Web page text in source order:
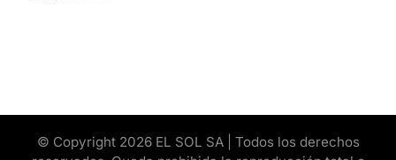
© Copyright 2026 EL SOL SA | Todos los derechos